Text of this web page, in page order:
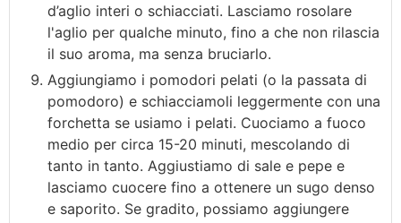
d’aglio interi o schiacciati. Lasciamo rosolare
l'aglio per qualche minuto, fino a che non rilascia
il suo aroma, ma senza bruciarlo.
Aggiungiamo i pomodori pelati (o la passata di
pomodoro) e schiacciamoli leggermente con una
forchetta se usiamo i pelati. Cuociamo a fuoco
medio per circa 15-20 minuti, mescolando di
tanto in tanto. Aggiustiamo di sale e pepe e
lasciamo cuocere fino a ottenere un sugo denso
e saporito. Se gradito, possiamo aggiungere